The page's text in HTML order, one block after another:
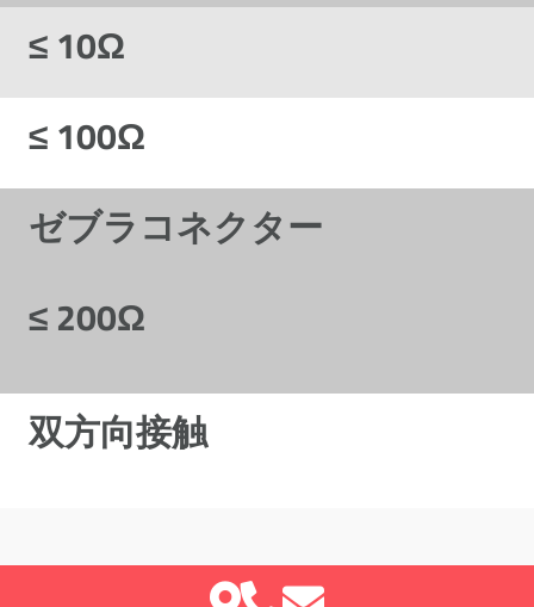
≤ 10Ω
≤ 100Ω
ゼブラコネクター
≤ 200Ω
双方向接触